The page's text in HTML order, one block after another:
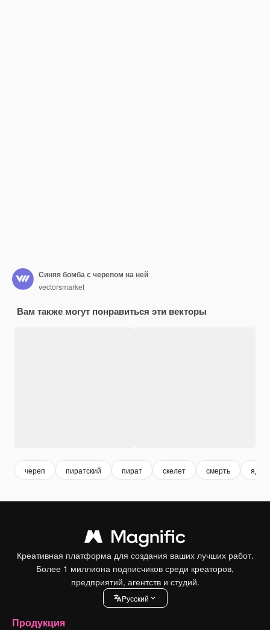
Синяя бомба с черепом на ней
vectorsmarket
Вам также могут понравиться эти векторы
череп пиратский пират скелет смерть яд
Креативная платформа для создания ваших лучших работ.
Более 1 миллиона подписчиков среди креаторов,
предприятий, агентств и студий.
Pусский
Продукция